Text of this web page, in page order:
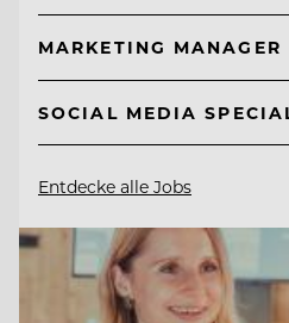
MARKETING
SOCIAL MEDIA
Entdecke alle Jobs